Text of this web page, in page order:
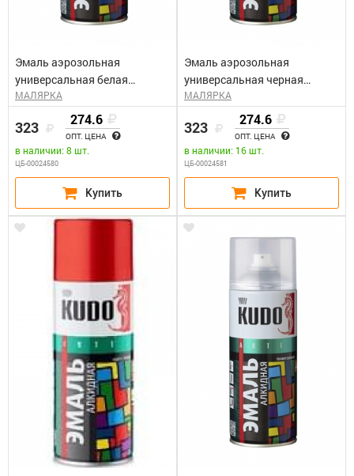
Эмаль аэрозольная
универсальная белая
матовая КУДО KU-1101
МАЛЯРКА
323 274.6
ОПТ. ЦЕНА
в наличии: 8 шт.
ЦБ-00024580
Эмаль аэрозольная
универсальная черная
матовая КУДО KU-1102
МАЛЯРКА
323 274.6
ОПТ. ЦЕНА
в наличии: 16 шт.
ЦБ-00024581